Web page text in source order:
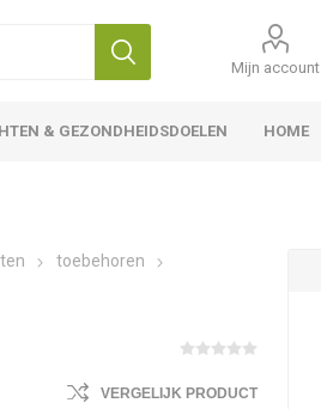
Mijn account
& GEZONDHEIDSDOELEN HOME
toebehoren
VERGELIJK PRODUCT